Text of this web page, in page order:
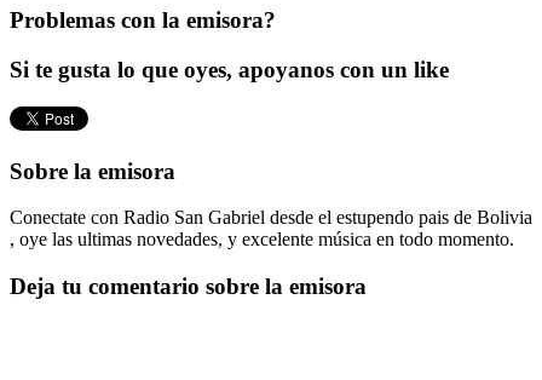
Problemas con la emisora?
Si te gusta lo que oyes, apoyanos con un like
Sobre la emisora
Conectate con Radio San Gabriel desde el estupendo pais de Bolivia
, oye las ultimas novedades, y excelente música en todo momento.
Deja tu comentario sobre la emisora